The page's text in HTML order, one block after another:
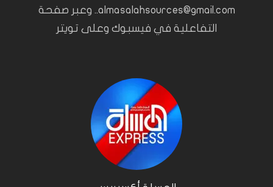
almasalahsources@gmail.com.. وعبر صفحة
التفاعلية في فيسبوك وعلى تويتر